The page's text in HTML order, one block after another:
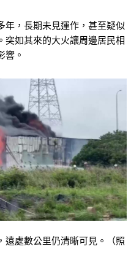
年，長期未見運作，甚至疑似
突如其來的大火讓周邊居民相
響。
遠處數公里仍清晰可見。（照